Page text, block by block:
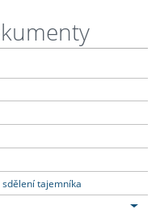
tajemníka